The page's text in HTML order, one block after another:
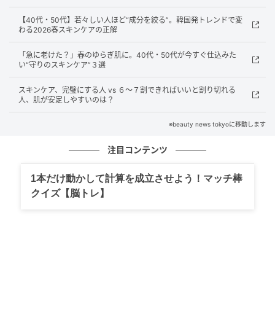
朝のケアで“守る”意識を持つ
夜のケアに意識が向きがちですが、日中の紫外線や乾
燥も肌に影響します。だからこそ、朝は“守る”ケアを丁
寧に。保湿で土台を整え、日焼け止めで外的刺激から
守る。乾燥しやすい部分だけを軽く整える。このシン
プルな積み重ねが、日中の肌の見え方に差を生みま
スキンケアは、やることを増やすほど整うわけではあ
りません。むしろ、やりすぎを手放し、自分の肌に合
ったケアを続けることが肌の安定につながります。ス
キンケアを見直すときは、まずは「減らせるケア」が
【40代・50代】若々しい人ほど“成分を絞る”。韓国発トレンドで変
わる2026春スキンケアの正解
「急に老けた？」春のゆらぎ肌に。40代・50代が今すぐ仕込みた
い“守りのスキンケア”３選
スキンケア、完璧にする人 vs ６〜７割できればいいと割り切れる
人、肌が安定しやすいのは？
※beauty news tokyoに移動します
注目コンテンツ
1本だけ動かして計算を成立させよう！マッチ棒
クイズ【脳トレ】